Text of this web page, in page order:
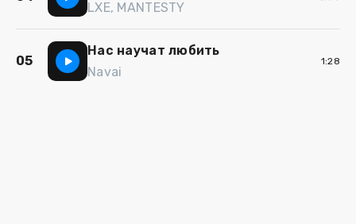
LXE, MANTESTY
05
Нас научат любить
Navai
1:28